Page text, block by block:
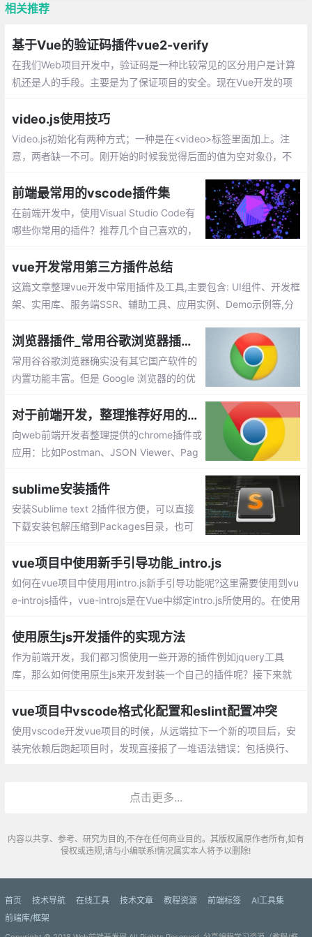
相关推荐
基于Vue的验证码插件vue2-verify
在我们Web项目开发中，验证码是一种比较常见的区分用户是计算
机还是人的手段。主要是为了保证项目的安全。现在Vue开发的项
用的验证码插件vue2-verify。但是大家要注意一点
video.js使用技巧
Video.js初始化有两种方式；一种是在<video>标签里面加上。注
意，两者缺一不可。刚开始的时候我觉得后面的值为空对象{}，不
前端最常用的vscode插件集
在前端开发中，使用Visual Studio Code有
哪些你常用的插件？推荐几个自己喜欢的，
实用、前端必备的插件集
vue开发常用第三方插件总结
这篇文章整理vue开发中常用插件及工具,主要包含: UI组件、开发框
架、实用库、服务端SSR、辅助工具、应用实例、Demo示例等,分
浏览器插件_常用谷歌浏览器插件推荐
常用谷谷歌浏览器确实没有其它国产软件的
内置功能丰富。但是 Google 浏览器的的优
持众多强大好用的扩展程序，用户能够按照
自己的喜好去个性化定制浏览器。今天我就
给大家介绍几款自己常用的插件。
对于前端开发，整理推荐好用的chrome插件或应用
向web前端开发者整理提供的chrome插件或
应用：比如Postman、JSON Viewer、Pag
sublime安装插件
安装Sublime text 2插件很方便，可以直接
下载安装包解压缩到Packages目录，也可
线安装
vue项目中使用新手引导功能_intro.js
如何在vue项目中使用用intro.js新手引导功能呢?这里需要使用到vu
e-introjs插件，vue-introjs是在Vue中绑定intro.js所使用的。在使用
使用原生js开发插件的实现方法
作为前端开发，我们都习惯使用一些开源的插件例如jquery工具
库，那么如何使用原生js来开发封装一个自己的插件呢？接下来就
vue项目中vscode格式化配置和eslint配置冲突
使用vscode开发vue项目的时候，从远端拉下一个新的项目后，安
装完依赖后跑起项目时，发现直接报了一堆语法错误：包括换行、
点击更多...
内容以共享、参考、研究为目的,不存在任何商业目的。其版权属原作者所有,如有
侵权或违规,请与小编联系!情况属实本人将予以删除!
首页 技术导航 在线工具 技术文章 教程资源 前端标签
AI工具集
前端库/框架